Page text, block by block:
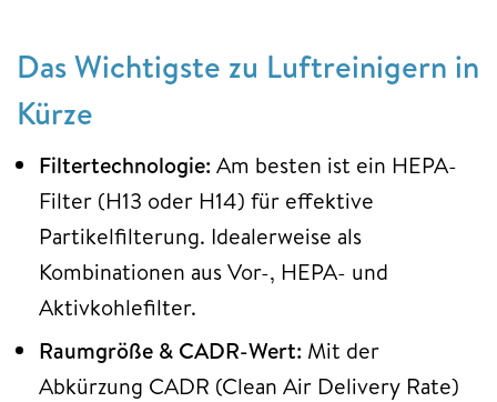
Das Wichtigste zu Luftreinigern in
Kürze
Filtertechnologie: Am besten ist ein HEPA-
Filter (H13 oder H14) für effektive
Partikelfilterung. Idealerweise als
Kombinationen aus Vor-, HEPA- und
Aktivkohlefilter.
Raumgröße & CADR-Wert: Mit der
Abkürzung CADR (Clean Air Delivery Rate)